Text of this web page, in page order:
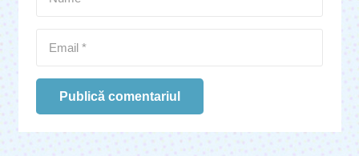
Publică comentariul